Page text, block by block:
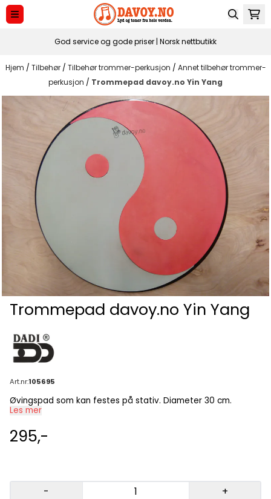
Hopp til innhold
God service og gode priser | Norsk nettbutikk
Hjem / Tilbehør / Tilbehør trommer-perkusjon / Annet tilbehør trommer-
perkusjon / Trommepad davoy.no Yin Yang
Trommepad davoy.no Yin Yang
Art.nr:105695
Øvingspad som kan festes på stativ. Diameter 30 cm.
Les mer
295,-
- +